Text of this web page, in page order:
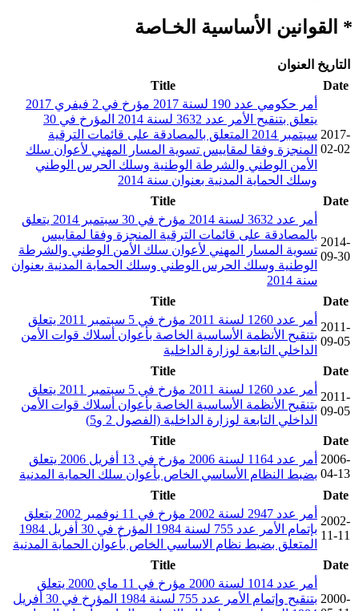
* القوانين الأساسية الخـاصة
التاريخ العنوان
Date
Title
2017-
02-02
أمر حكومي عدد 190 لسنة 2017 مؤرخ في 2 فيفري 2017
يتعلق بتنقيح الأمر عدد 3632 لسنة 2014 المؤرخ في 30
سبتمبر 2014 المتعلق بالمصادقة على قائمات الترقية
المنجزة وفقا لمقاييس تسوية المسار المهني لأعوان سلك
الأمن الوطني والشرطة الوطنية وسلك الحرس الوطني
وسلك الحماية المدنية بعنوان سنة 2014
Date
Title
2014-
09-30
أمر عدد 3632 لسنة 2014 مؤرخ في 30 سبتمبر 2014 يتعلق
بالمصادقة على قائمات الترقية المنجزة وفقا لمقاييس
تسوية المسار المهني لأعوان سلك الأمن الوطني والشرطة
الوطنية وسلك الحرس الوطني وسلك الحماية المدنية بعنوان
سنة 2014
Date
Title
2011-
09-05
أمر عدد 1260 لسنة 2011 مؤرخ في 5 سبتمبر 2011 يتعلق
بتنقيح الأنظمة الأساسية الخاصة بأعوان أسلاك قوات الأمن
الداخلي التابعة لوزارة الداخلية
Date
Title
2011-
09-05
أمر عدد 1260 لسنة 2011 مؤرخ في 5 سبتمبر 2011 يتعلق
بتنقيح الأنظمة الأساسية الخاصة بأعوان أسلاك قوات الأمن
الداخلي التابعة لوزارة الداخلية (الفصول 2 و5)
Date
Title
2006-
04-13
أمر عدد 1164 لسنة 2006 مؤرخ في 13 أفريل 2006 يتعلق
بضبط النظام الأساسي الخاص بأعوان سلك الحماية المدنية
Date
Title
2002-
11-11
أمر عدد 2947 لسنة 2002 مؤرخ في 11 نوفمبر 2002 يتعلق
بإتمام الأمر عدد 755 لسنة 1984 المؤرخ في 30 أفريل 1984
المتعلق بضبط نظام الاساسي الخاص بأعوان الحماية المدنية
Date
Title
2000-
أمر عدد 1014 لسنة 2000 مؤرخ في 11 ماي 2000 يتعلق
بتنقيح وإتمام الأمر عدد 755 لسنة 1984 المؤرخ في 30 أفريل